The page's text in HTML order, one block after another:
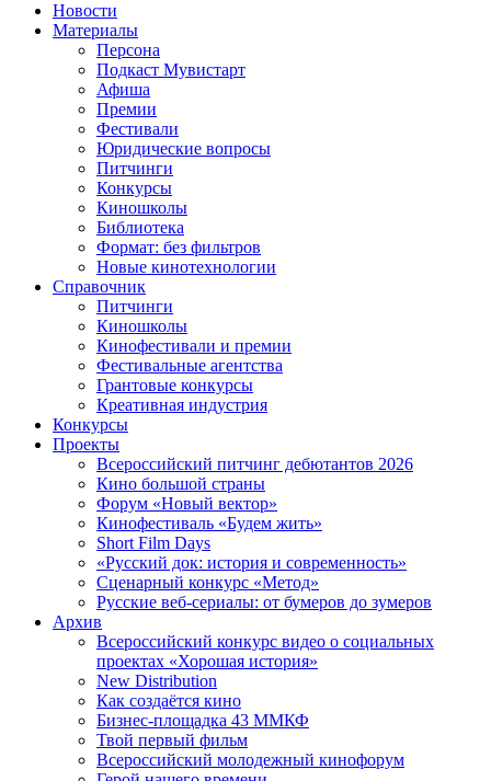
Новости
Материалы
Персона
Подкаст Мувистарт
Афиша
Премии
Фестивали
Юридические вопросы
Питчинги
Конкурсы
Киношколы
Библиотека
Формат: без фильтров
Новые кинотехнологии
Справочник
Питчинги
Киношколы
Кинофестивали и премии
Фестивальные агентства
Грантовые конкурсы
Креативная индустрия
Конкурсы
Проекты
Всероссийский питчинг дебютантов 2026
Кино большой страны
Форум «Новый вектор»
Кинофестиваль «Будем жить»
Short Film Days
«Русский док: история и современность»
Сценарный конкурс «Метод»
Русские веб-сериалы: от бумеров до зумеров
Архив
Всероссийский конкурс видео о социальных
проектах «Хорошая история»
New Distribution
Как создаётся кино
Бизнес-площадка 43 ММКФ
Твой первый фильм
Всероссийский молодежный кинофорум